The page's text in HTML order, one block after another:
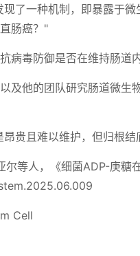
了一种机制，即暴露于
肠癌？"
病毒防御是否在维持肠道
及他的团队研究肠道微生
贵且难以维护，但归根
尔等人，《细菌ADP-庚糖
Cell